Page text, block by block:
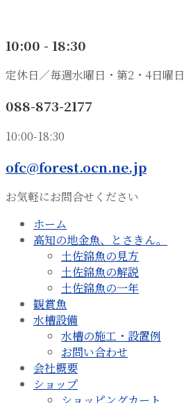
10:00 - 18:30
定休日／毎週水曜日・第2・4日曜日
088-873-2177
10:00-18:30
ofc@forest.ocn.ne.jp
お気軽にお問合せください
ホーム
高知の地金魚、とさきん。
土佐錦魚の見方
土佐錦魚の解説
土佐錦魚の一年
観賞魚
水槽設備
水槽の施工・設置例
お問い合わせ
会社概要
ショップ